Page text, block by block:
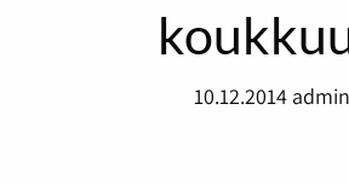
10.12.2014 admin